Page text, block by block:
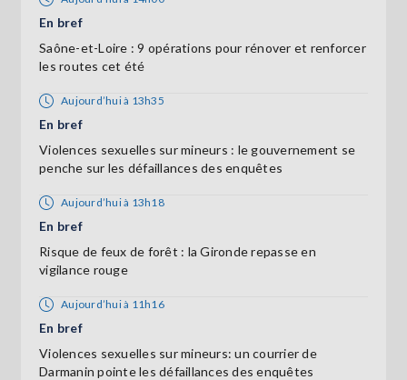
En bref
Saône-et-Loire : 9 opérations pour rénover et renforcer
les routes cet été
Aujourd’hui à 13h35
En bref
Violences sexuelles sur mineurs : le gouvernement se
penche sur les défaillances des enquêtes
Aujourd’hui à 13h18
En bref
Risque de feux de forêt : la Gironde repasse en
vigilance rouge
Aujourd’hui à 11h16
En bref
Violences sexuelles sur mineurs: un courrier de
Darmanin pointe les défaillances des enquêtes